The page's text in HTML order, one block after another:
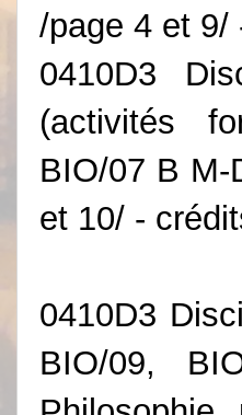
/page 4 et 9/
0410D3
(activités
BIO/07 B M-
et 10/ -
0410D3
BIO/09,